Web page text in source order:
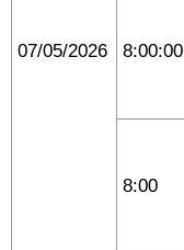
07/05/2026 8:00:00
8:00